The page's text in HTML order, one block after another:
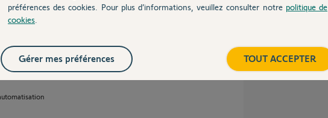
de 5 ans
préférences des cookies. Pour plus d’informations, veuillez consulter notre politique de
cookies
TOUT ACCEPTER
Gérer mes préférences